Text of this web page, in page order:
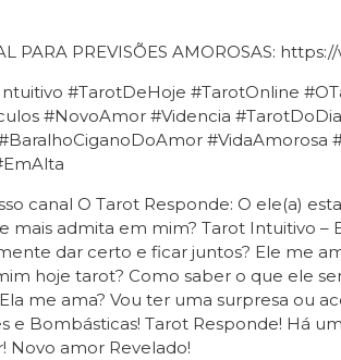
PARA PREVISÕES AMOROSAS:
#TarotDeHoje #TarotOnline
#NovoAmor #Videncia
#VidaAmorosa
canal O Tarot Responde: O ele(a)
mais admita em mim? Tarot Intuitivo –
dar certo e ficar juntos? Ele me
hoje tarot? Como saber o que ele
me ama? Vou ter uma surpresa ou
e Bombásticas! Tarot Responde! Há
Novo amor Revelado!